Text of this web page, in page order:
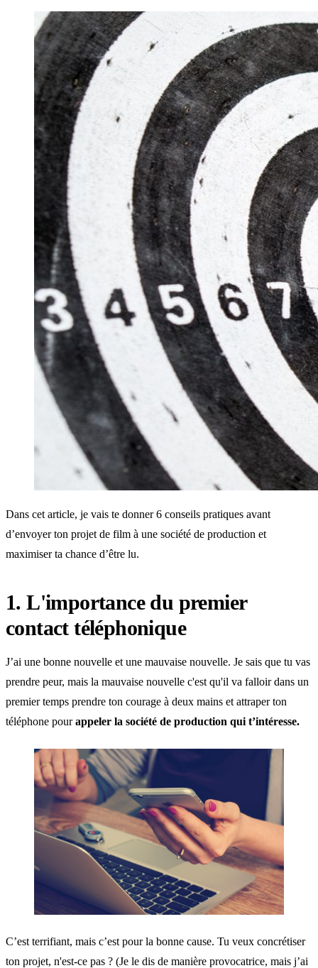
Dans cet article, je vais te donner 6 conseils pratiques avant
d’envoyer ton projet de film à une société de production et
maximiser ta chance d’être lu.
1. L'importance du premier
contact téléphonique
J’ai une bonne nouvelle et une mauvaise nouvelle. Je sais que tu vas
prendre peur, mais la mauvaise nouvelle c'est qu'il va falloir dans un
premier temps prendre ton courage à deux mains et attraper ton
téléphone pourappeler la société de production qui t’intéresse.
C’est terrifiant, mais c’est pour la bonne cause. Tu veux concrétiser
ton projet, n'est-ce pas ? (Je le dis de manière provocatrice, mais j’ai